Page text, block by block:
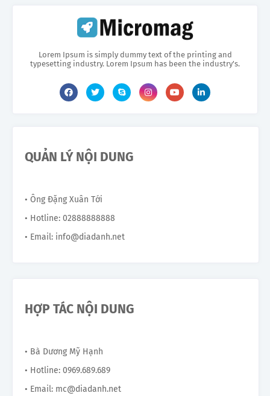
Lorem Ipsum is simply dummy text of the printing and
typesetting industry. Lorem Ipsum has been the industry's.
QUẢN LÝ NỘI DUNG
• Ông Đặng Xuân Tới
• Hotline: 02888888888
• Email: info@diadanh.net
HỢP TÁC NỘI DUNG
• Bà Dương Mỹ Hạnh
• Hotline: 0969.689.689
• Email: mc@diadanh.net